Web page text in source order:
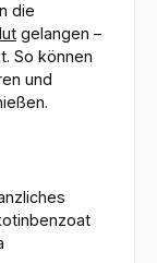
die
gelangen –
So können
und